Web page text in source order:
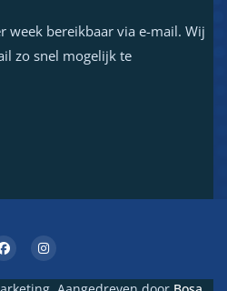
week bereikbaar via e-mail. Wij
zo snel mogelijk te